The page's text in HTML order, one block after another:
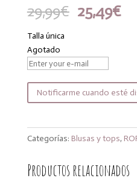
29,99€ El
precio
era:
29,99€.
25,49€El
Talla única
Agotado
Notificarme cuando esté
Categorías: Blusas y tops,
Productos relacionados